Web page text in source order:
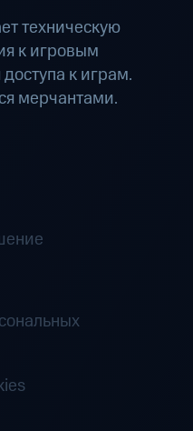
техническую
к игровым
к играм.
мерчантами.